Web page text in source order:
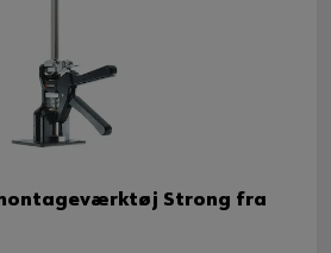
Strong fra